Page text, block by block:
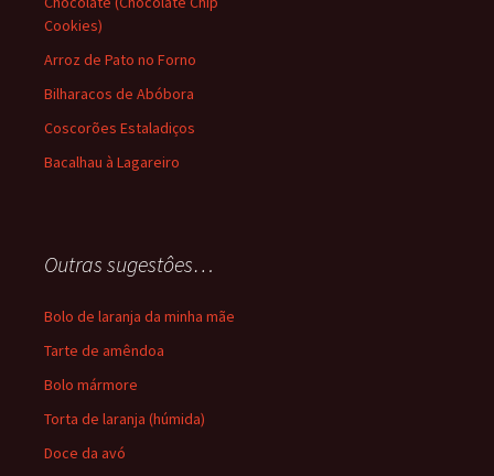
Cookies)
Arroz de Pato no Forno
Bilharacos de Abóbora
Coscorões Estaladiços
Bacalhau à Lagareiro
Outras sugestôes…
Bolo de laranja da minha mãe
Tarte de amêndoa
Bolo mármore
Torta de laranja (húmida)
Doce da avó